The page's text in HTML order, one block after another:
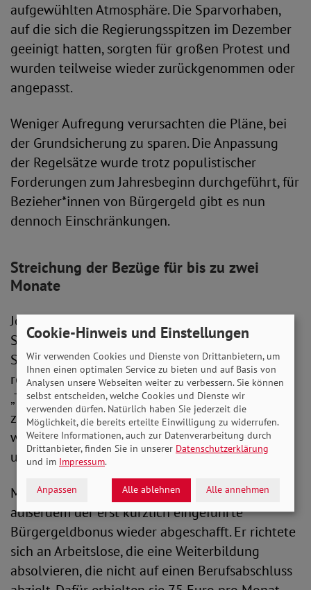
aufgewühlten Atmosphäre. Die Sparvorhaben,
auf die sich die Regierungsspitzen im Dezember
geeinigt hatten, sorgten für großen Protest und
wurden teilweise wieder zurückgenommen oder
angepasst.
Weniger Aufregung verursachten die Pläne, bei
der Grundsicherung zu sparen. Die Anpassung
der Regelsätze wurde trotz populistischer
Forderungen zum Jahresbeginn durchgeführt, für
Bezieher*innen von Bürgergeld gibt es nun
dennoch Einschränkungen.
Streichung der Bezüge für bis zu zwei
Monate
Jobcenter erhalte demnach schärfere
Sanktionsmöglichkeiten, die bis zur totalen
Streichung des Regelsatzes für zwei Monate
reichen können. Dies soll nur für sogenannte
„Totalverweigerer“ gelten, willentlich eine
zumutbare Beschäftigung ablehnen. Betroffene
würden dann lediglich Geld für die Unterkunft
und die Heizung erhalten.
Mit dem Haushaltsfinanzierungsgesetz wird
außerdem der erst kürzlich eingeführte
Bürgergeldbonus wieder abgeschafft. Er richtete
sich an Arbeitslose, die eine Weiterbildung
absolvieren, die nicht auf einen Berufsabschluss
Cookie-Hinweis und Einstellungen
Wir verwenden Cookies und Dienste von Drittanbietern, um
Ihnen einen optimalen Service zu bieten und auf Basis von
Analysen unsere Webseiten weiter zu verbessern. Sie können
selbst entscheiden, welche Cookies und Dienste wir
verwenden dürfen. Natürlich haben Sie jederzeit die
Möglichkeit, die bereits erteilte Einwilligung zu widerrufen.
Weitere Informationen, auch zur Datenverarbeitung durch
Drittanbieter, finden Sie in unserer Datenschutzerklärung
und im Impressum.
Anpassen Alle ablehnen Alle annehmen